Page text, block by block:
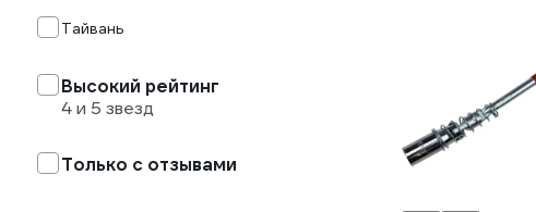
Тайвань
Высокий рейтинг
4 и 5 звезд
Только с отзывами